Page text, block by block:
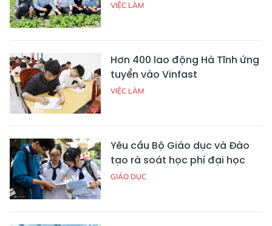
VIỆC LÀM
Hơn 400 lao động Hà Tĩnh ứng
tuyển vào Vinfast
VIỆC LÀM
Yêu cầu Bộ Giáo dục và Đào
tạo rà soát học phí đại học
GIÁO DỤC